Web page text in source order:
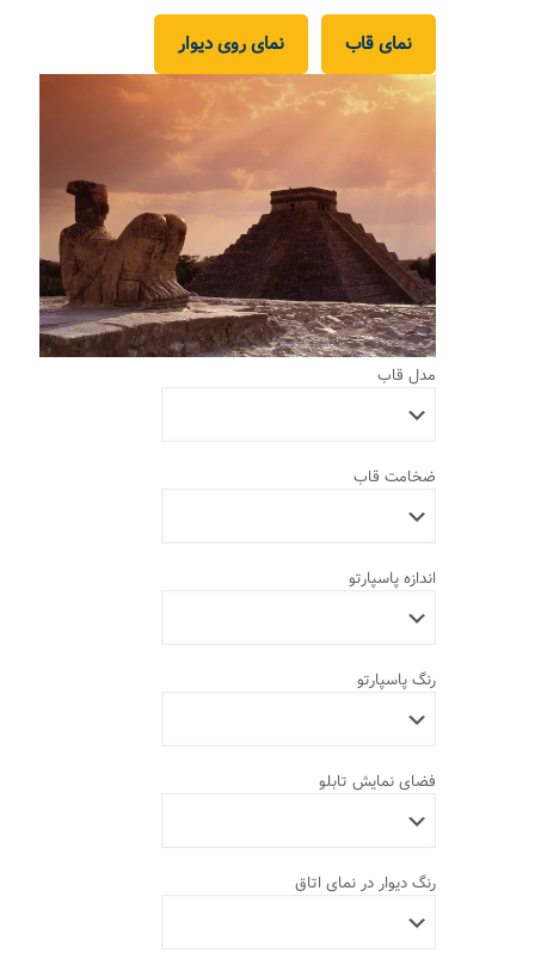
نمای قاب نمای روی دیوار
مدل قاب
ضخامت قاب
اندازه پاسپارتو
رنگ پاسپارتو
فضای نمایش تابلو
رنگ دیوار در نمای اتاق